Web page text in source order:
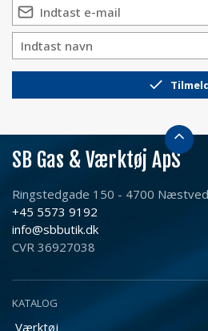
SB Gas & Værktøj ApS
Ringstedgade 150 - 4700 Næstved
+45 5573 9192
info@sbbutik.dk
CVR 36927038
KATALOG
Værktøj